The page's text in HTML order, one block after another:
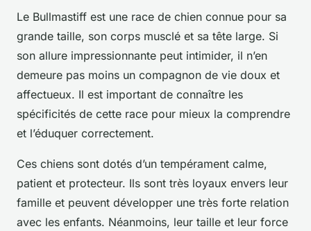
Le Bullmastiff est une race de chien connue pour sa
grande taille, son corps musclé et sa tête large. Si
son allure impressionnante peut intimider, il n’en
demeure pas moins un compagnon de vie doux et
affectueux. Il est important de connaître les
spécificités de cette race pour mieux la comprendre
et l’éduquer correctement.
Ces chiens sont dotés d’un tempérament calme,
patient et protecteur. Ils sont très loyaux envers leur
famille et peuvent développer une très forte relation
avec les enfants. Néanmoins, leur taille et leur force